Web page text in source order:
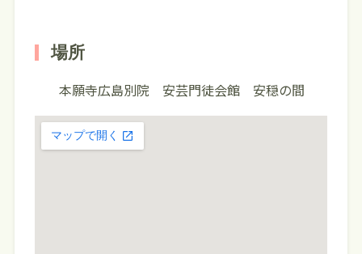
場所
本願寺広島別院 安芸門徒会館 安穏の間